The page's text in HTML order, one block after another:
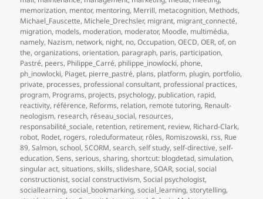
memorization, mentor, mentoring, Merrill, metacognition, Methods,
Michael_Fauscette, Michele_Drechsler, migrant, migrant_connecté,
migration, models, moderation, moderator, Moodle, multimédia,
namely, Nazism, network, night, no,Occupation,OECD,OER,of,on
the,organizations,orientation, paragraph, paris, participation,
Pastré, peers, Philippe_Carré, philippe_inowlocki, phone,
ph_inowlocki, Piaget, pierre_pastré, plans, platform, plugin, portfolio,
private, processes, professional consultant, professional practices,
program, Programs, projects, psychology, publication, rapid,
reactivity, référence, Reforms, relation, remote tutoring, Renault-
neologism, research, réseau_social, resources,
responsabilité_sociale, retention, retirement, review, Richard-Clark,
robot, Rodet, rogers, roleduformateur, rôles, Romiszowski, rss, Rue
89,Salmon,school,SCORM,search,self study,self-directive,self-
education,Sens,serious,sharing,shortcut: blogdetad,simulation,
singular act,situations,skills,slideshare,SOAR,social,social
constructionist,social constructivism,Social psychologist,
sociallearning,social_bookmarking,social_learning,storytelling,